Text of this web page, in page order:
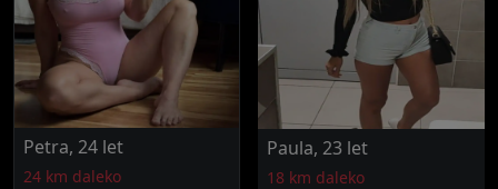
Petra, 24 let
24 km daleko
Paula, 23 let
18 km daleko